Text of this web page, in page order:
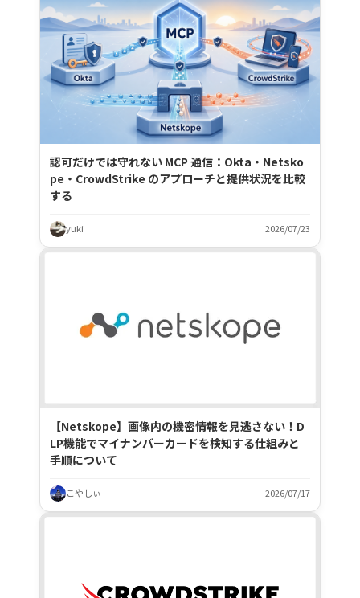
認可だけでは守れない MCP 通信：Okta・Netsko
pe・CrowdStrike のアプローチと提供状況を比較
する
yuki 2026/07/23
【Netskope】画像内の機密情報を見逃さない！D
LP機能でマイナンバーカードを検知する仕組みと
手順について
こやしぃ 2026/07/17